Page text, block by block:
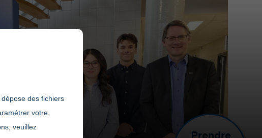
des fichiers
votre
veuillez
Prendre